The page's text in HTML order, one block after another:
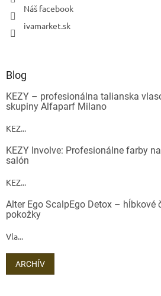
Náš facebook
ivamarket.sk
Blog
KEZY – profesionálna talianska
skupiny Alfaparf Milano
KEZ...
KEZY Involve: Profesionálne farby
salón
KEZ...
Alter Ego ScalpEgo Detox – hĺbkové
pokožky
Vla...
ARCHÍV